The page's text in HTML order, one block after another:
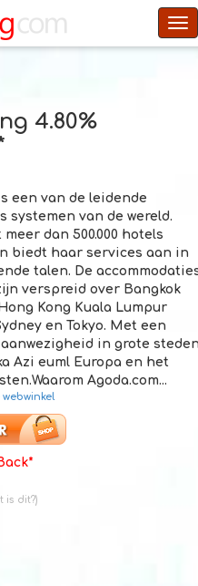
4.80%
een van de leidende
systemen van de wereld.
dan 500.000 hotels
biedt haar services aan in
talen. De
verspreid over Bangkok
Kong Kuala Lumpur
en Tokyo. Met een
in grote
Azi euml Europa en het
Agoda.com...
is dit?)